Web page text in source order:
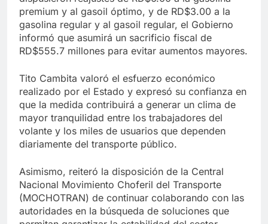
premium y al gasoil óptimo, y de RD$3.00 a la
gasolina regular y al gasoil regular, el Gobierno
informó que asumirá un sacrificio fiscal de
RD$555.7 millones para evitar aumentos mayores.
Tito Cambita valoró el esfuerzo económico
realizado por el Estado y expresó su confianza en
que la medida contribuirá a generar un clima de
mayor tranquilidad entre los trabajadores del
volante y los miles de usuarios que dependen
diariamente del transporte público.
Asimismo, reiteró la disposición de la Central
Nacional Movimiento Choferil del Transporte
(MOCHOTRAN) de continuar colaborando con las
autoridades en la búsqueda de soluciones que